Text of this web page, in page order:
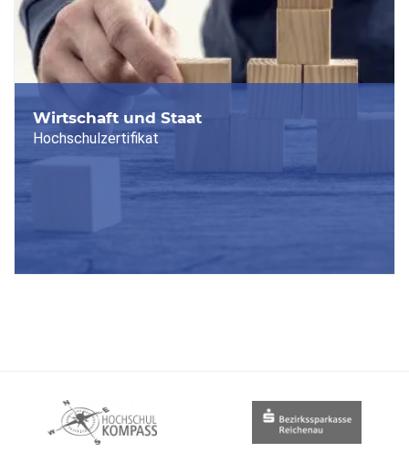
Wirtschaft und Staat
Hochschulzertifikat